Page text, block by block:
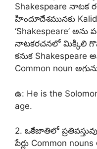
Shakespeare
హిందూదేశమునకు
‘Shakespeare’
నాటకరచనలో మిక్కిలి
కనుక
Common noun
ఉ: He is the
age.
2. ఒకేజాతిలో
పేర్లు Common